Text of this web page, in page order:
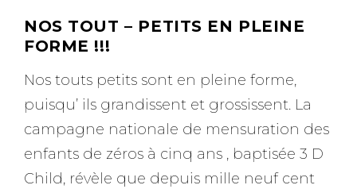
NOS TOUT – PETITS EN PLEINE
FORME !!!
Nos touts petits sont en pleine forme,
puisqu’ ils grandissent et grossissent. La
campagne nationale de mensuration des
enfants de zéros à cinq ans , baptisée 3 D
Child, révèle que depuis mille neuf cent